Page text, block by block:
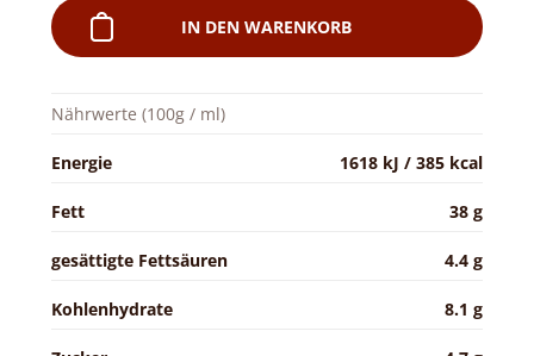
IN DEN WARENKORB
Nährwerte (100g / ml)
Energie 1618 kJ / 385 kcal
Fett 38 g
gesättigte Fettsäuren 4.4 g
Kohlenhydrate 8.1 g